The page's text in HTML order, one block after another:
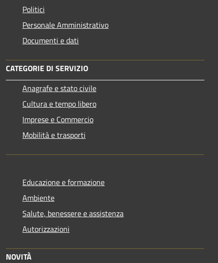
Politici
Personale Amministrativo
Documenti e dati
CATEGORIE DI SERVIZIO
Anagrafe e stato civile
Cultura e tempo libero
Imprese e Commercio
Mobilità e trasporti
Educazione e formazione
Ambiente
Salute, benessere e assistenza
Autorizzazioni
NOVITÀ